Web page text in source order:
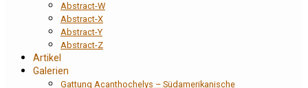
Abstract-W
Abstract-X
Abstract-Y
Abstract-Z
Artikel
Galerien
Gattung Acanthochelys – Südamerikanische